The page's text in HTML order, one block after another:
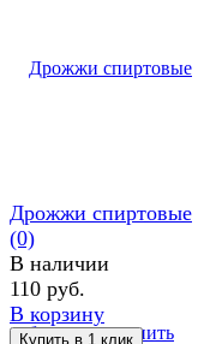
избранное сравнить
Дрожжи спиртовые
(0)
В наличии
110 руб.
В корзину